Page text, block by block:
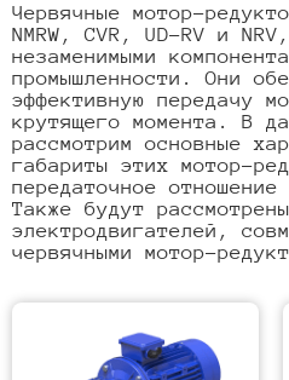
Червячные мотор-
NMRW, CVR, UD-RV и
незаменимыми
промышленности. Они
эффективную передачу
крутящего момента. В
рассмотрим основные
габариты этих мотор-
передаточное
Также будут
электродвигателей,
червячными мотор-